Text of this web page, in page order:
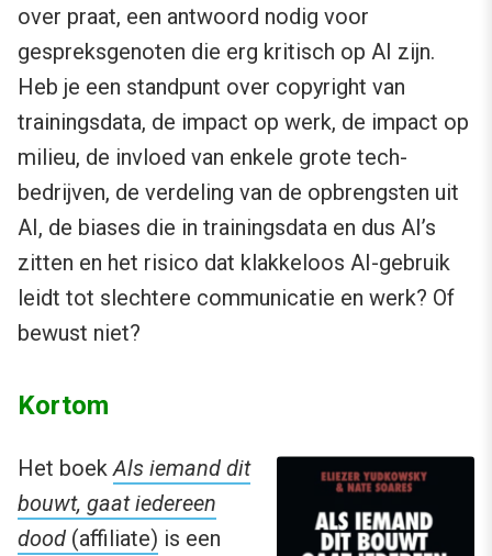
over praat, een antwoord nodig voor
gespreksgenoten die erg kritisch op AI zijn.
Heb je een standpunt over copyright van
trainingsdata, de impact op werk, de impact op
milieu, de invloed van enkele grote tech-
bedrijven, de verdeling van de opbrengsten uit
AI, de biases die in trainingsdata en dus AI’s
zitten en het risico dat klakkeloos AI-gebruik
leidt tot slechtere communicatie en werk? Of
bewust niet?
Kortom
Het boekAls iemand dit
bouwt, gaat iedereen
dood (affiliate) is een